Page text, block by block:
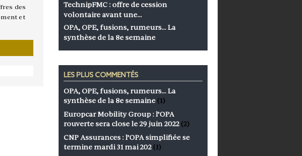
des
et
TechnipFMC : offre de cession
volontaire avant une…
OPA, OPE, fusions, rumeurs… La
synthèse de la 8e semaine
LES PLUS COMMENTÉS
OPA, OPE, fusions, rumeurs… La
synthèse de la 8e semaine (1)
Europcar Mobility Group : l’OPA
rouverte sera close le 29 juin 2022 (2)
CNP Assurances : l’OPA simplifiée se
termine mardi 31 mai 202 (1)